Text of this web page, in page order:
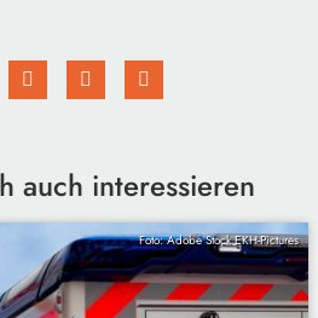
auch interessieren
Foto: Adobe Stock EKH-Pictures